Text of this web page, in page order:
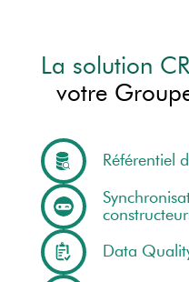
La solution
votre
Référentiel
Data